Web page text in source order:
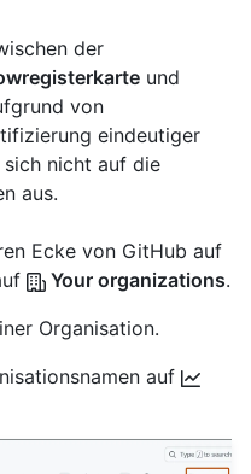
der
und
von
eindeutiger
nicht auf die
aus.
Ecke von GitHub auf
Your organizations.
Organisation.
auf